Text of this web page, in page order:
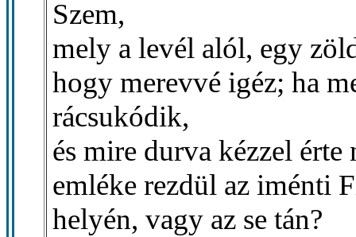
Szem,
mely a levél alól, egy
hogy merevvé igéz; ha
rácsukódik,
és mire durva kézzel érte
emléke rezdül az iménti
helyén, vagy az se tán?